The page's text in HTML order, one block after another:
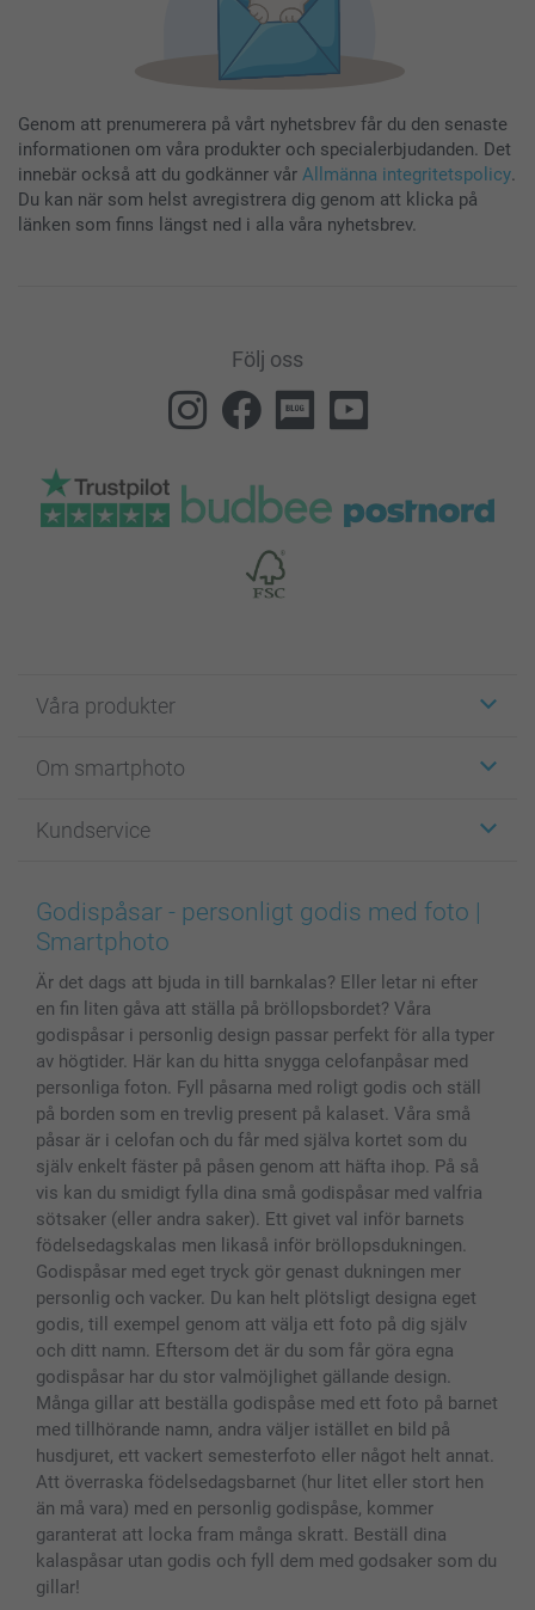
Genom att prenumerera på vårt nyhetsbrev får du den senaste
informationen om våra produkter och specialerbjudanden. Det
innebär också att du godkänner vår Allmänna integritetspolicy.
Du kan när som helst avregistrera dig genom att klicka på
länken som finns längst ned i alla våra nyhetsbrev.
Följ oss
Våra produkter
Fotokort
Fotoböcker
Bilder, Fotoförstoring & Fotohäften
Skal till Mobil & Surfplatta
Fotoalmanackor & Fotoagenda
Fotoramar & Tillbehör
Presentkort
Alla fotoprodukter
Om smartphoto
För affiliates
Cookie Policy
Sitemap
Investor Relations
Kundservice
smartgaranti
smartbonus
Status på beställningar
Godispåsar - personligt godis med foto |
Smartphoto
Är det dags att bjuda in till barnkalas? Eller letar ni efter
en fin liten gåva att ställa på bröllopsbordet? Våra
godispåsar i personlig design passar perfekt för alla typer
av högtider. Här kan du hitta snygga celofanpåsar med
personliga foton. Fyll påsarna med roligt godis och ställ
på borden som en trevlig present på kalaset. Våra små
påsar är i celofan och du får med själva kortet som du
själv enkelt fäster på påsen genom att häfta ihop. På så
vis kan du smidigt fylla dina små godispåsar med valfria
sötsaker (eller andra saker). Ett givet val inför barnets
födelsedagskalas men likaså inför bröllopsdukningen.
Godispåsar med eget tryck gör genast dukningen mer
personlig och vacker. Du kan helt plötsligt designa eget
godis, till exempel genom att välja ett foto på dig själv
och ditt namn. Eftersom det är du som får göra egna
godispåsar har du stor valmöjlighet gällande design.
Många gillar att beställa godispåse med ett foto på barnet
med tillhörande namn, andra väljer istället en bild på
husdjuret, ett vackert semesterfoto eller något helt annat.
Att överraska födelsedagsbarnet (hur litet eller stort hen
än må vara) med en personlig godispåse, kommer
garanterat att locka fram många skratt. Beställ dina
kalaspåsar utan godis och fyll dem med godsaker som du
gillar!